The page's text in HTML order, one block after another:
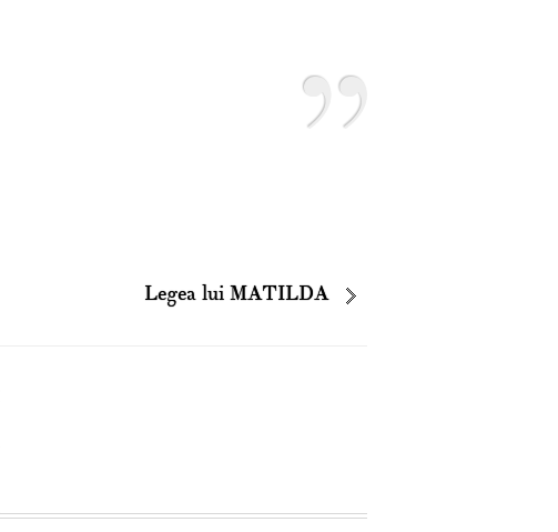
Legea lui MATILDA